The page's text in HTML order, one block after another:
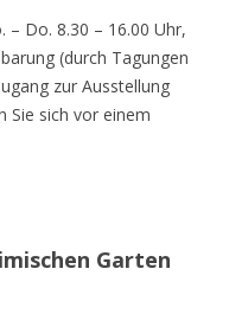
– Do. 8.30 – 16.00 Uhr,
(durch Tagungen
zur Ausstellung
Sie sich vor einem
Garten